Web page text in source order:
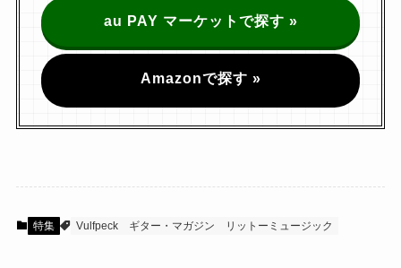
au PAY マーケットで探す »
Amazonで探す »
特集 Vulfpeck ギター・マガジン リットーミュージック